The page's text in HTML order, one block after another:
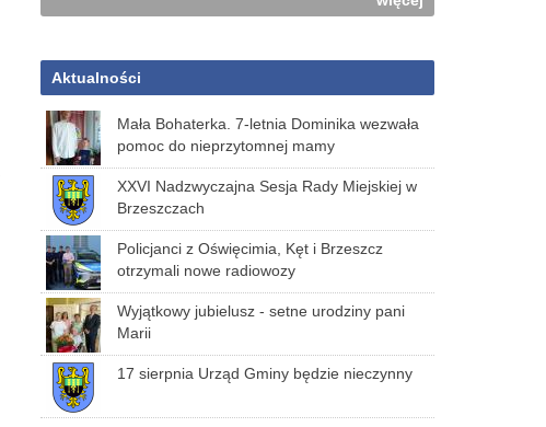
Aktualności
Mała Bohaterka. 7-letnia Dominika wezwała
pomoc do nieprzytomnej mamy
XXVI Nadzwyczajna Sesja Rady Miejskiej w
Brzeszczach
Policjanci z Oświęcimia, Kęt i Brzeszcz
otrzymali nowe radiowozy
Wyjątkowy jubielusz - setne urodziny pani
Marii
17 sierpnia Urząd Gminy będzie nieczynny